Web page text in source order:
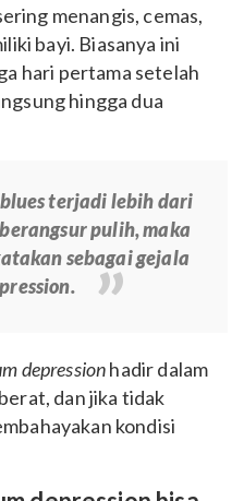
menangis, cemas,
bayi. Biasanya ini
hari pertama setelah
hingga dua
terjadi lebih dari
pulih, maka
sebagai gejala
depressionhadir dalam
dan jika tidak
kondisi